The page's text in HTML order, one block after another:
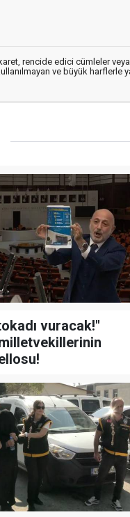
rencide edici cümleler veya
ve büyük harflerle
vuracak!"